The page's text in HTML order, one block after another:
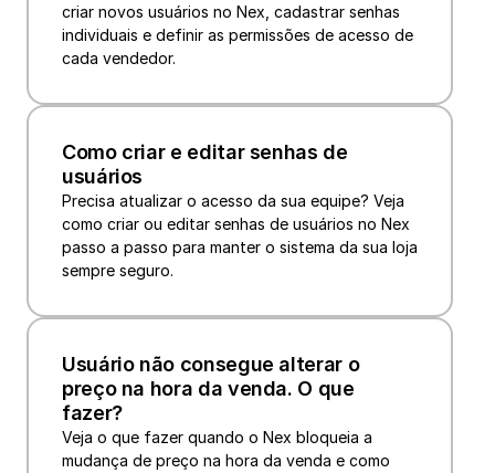
criar novos usuários no Nex, cadastrar senhas
individuais e definir as permissões de acesso de
cada vendedor.
Como criar e editar senhas de
usuários
Precisa atualizar o acesso da sua equipe? Veja
como criar ou editar senhas de usuários no Nex
passo a passo para manter o sistema da sua loja
sempre seguro.
Usuário não consegue alterar o
preço na hora da venda. O que
fazer?
Veja o que fazer quando o Nex bloqueia a
mudança de preço na hora da venda e como